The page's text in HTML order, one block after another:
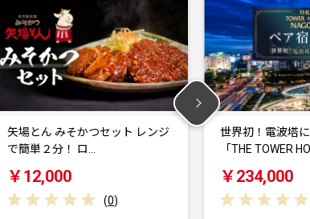
世界初！電波塔に泊まれる
「THE TOWER HO…
￥234,000
ビール ア
350ml 24
￥